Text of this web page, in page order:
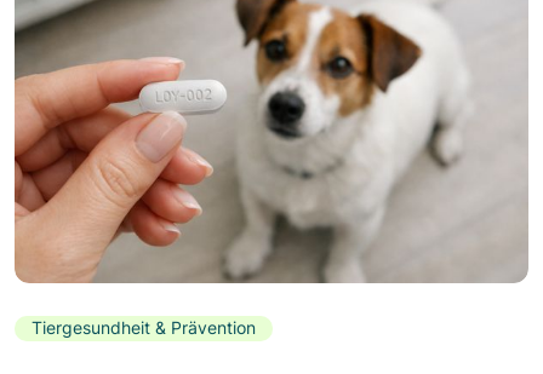
Tiergesundheit & Prävention